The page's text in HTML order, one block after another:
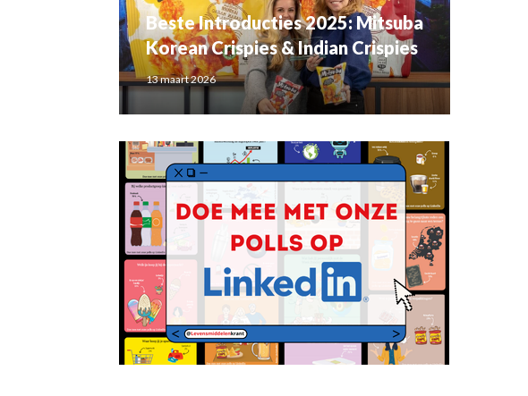
Beste Introducties 2025: Mitsuba
Korean Crispies & Indian Crispies
13 maart 2026